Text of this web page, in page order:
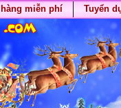
miễn phí Tuyển